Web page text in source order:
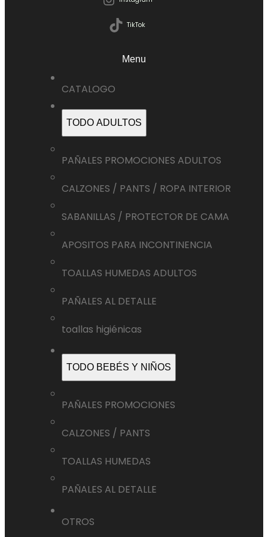
TikTok
Menu
CATALOGO
TODO ADULTOS
PAÑALES PROMOCIONES ADULTOS
CALZONES / PANTS / ROPA INTERIOR
SABANILLAS / PROTECTOR DE CAMA
APOSITOS PARA INCONTINENCIA
TOALLAS HUMEDAS ADULTOS
PAÑALES AL DETALLE
toallas higiénicas
TODO BEBÉS Y NIÑOS
PAÑALES PROMOCIONES
CALZONES / PANTS
TOALLAS HUMEDAS
PAÑALES AL DETALLE
OTROS